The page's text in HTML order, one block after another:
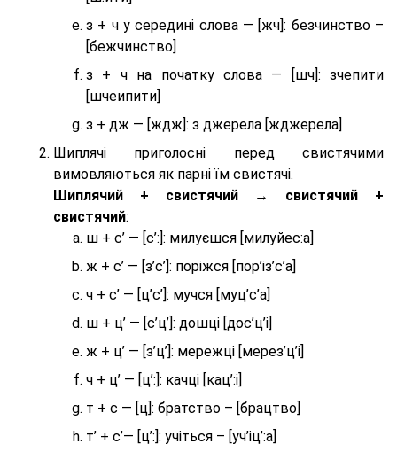
з + ч у середині слова — [жч]: безчинство –
[бежчинство]
з + ч на початку слова — [шч]: зчепити
[шчеипити]
з + дж — [ждж]: з джерела [жджерела]
Шиплячі приголосні перед свистячими
вимовляються як парні їм свистячі.
Шиплячий + свистячий → свистячий +
свистячий:
ш + с’ — [с’:]: милуєшся [милуйес:а]
ж + с’ — [з’с’]: поріжся [пор’із’с’а]
ч + с’ — [ц’с’]: мучся [муц’с’а]
ш + ц’ — [с’ц’]: дошці [дос’ц’і]
ж + ц’ — [з’ц’]: мережці [мерез’ц’і]
ч + ц’ — [ц’:]: качці [кац’:і]
т + с — [ц]: братство – [брaцтво]
т’ + с’— [ц’:]: учіться – [уч’іц’:a]